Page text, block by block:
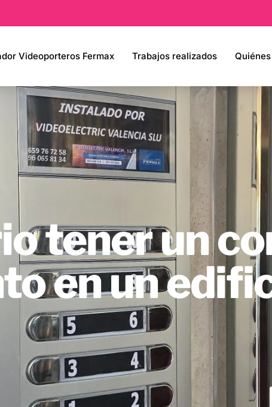
Videoporteros Fermax Trabajos realizados
tener un
en un